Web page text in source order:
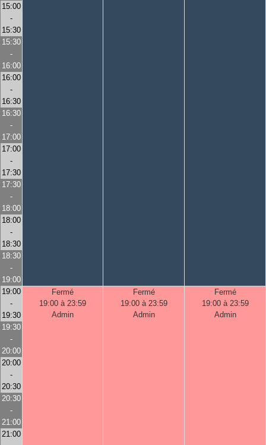
15:00
-
15:30
15:30
-
16:00
16:00
-
16:30
16:30
-
17:00
17:00
-
17:30
17:30
-
18:00
18:00
-
18:30
18:30
-
19:00
19:00
-
19:30
Fermé
19:00 à 23:59
Admin
Fermé
19:00 à 23:59
Admin
Fermé
19:00 à 23:59
Admin
19:30
-
20:00
20:00
-
20:30
20:30
-
21:00
21:00